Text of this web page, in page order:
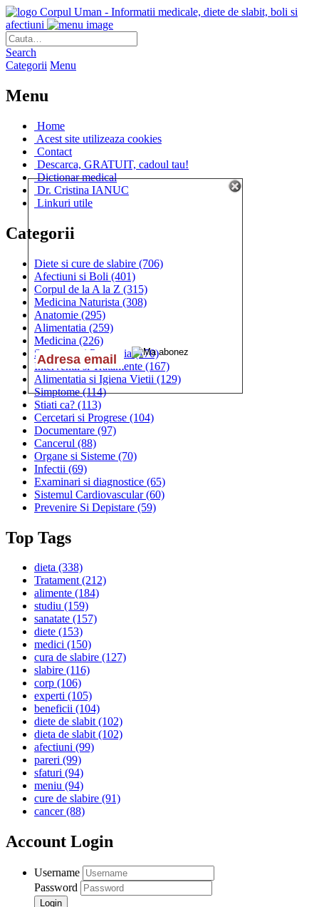
Corpul Uman - Informatii medicale, diete de slabit, boli si
afectiuni
Search
Categorii Menu
Menu
Home
Acest site utilizeaza cookies
Contact
Descarca, GRATUIT, cadoul tau!
Dictionar medical
Dr. Cristina IANUC
Linkuri utile
Categorii
Diete si cure de slabire (706)
Afectiuni si Boli (401)
Corpul de la A la Z (315)
Medicina Naturista (308)
Anatomie (295)
Alimentatia (259)
Medicina (226)
Sanatatea si Preventia(170)
Interventii si Tratamente (167)
Alimentatia si Igiena Vietii (129)
Simptome(114)
Stiati ca? (113)
Cercetari si Progrese (104)
Documentare (97)
Cancerul (88)
Organe si Sisteme (70)
Infectii (69)
Examinari si diagnostice (65)
Sistemul Cardiovascular(60)
Prevenire Si Depistare (59)
Top Tags
dieta (338)
Tratament(212)
alimente (184)
studiu (159)
sanatate (157)
diete (153)
medici (150)
cura de slabire (127)
slabire (116)
corp (106)
experti (105)
beneficii (104)
diete de slabit(102)
dieta de slabit(102)
afectiuni (99)
pareri (99)
sfaturi (94)
meniu (94)
cure de slabire (91)
cancer(88)
Account Login
Username
Password